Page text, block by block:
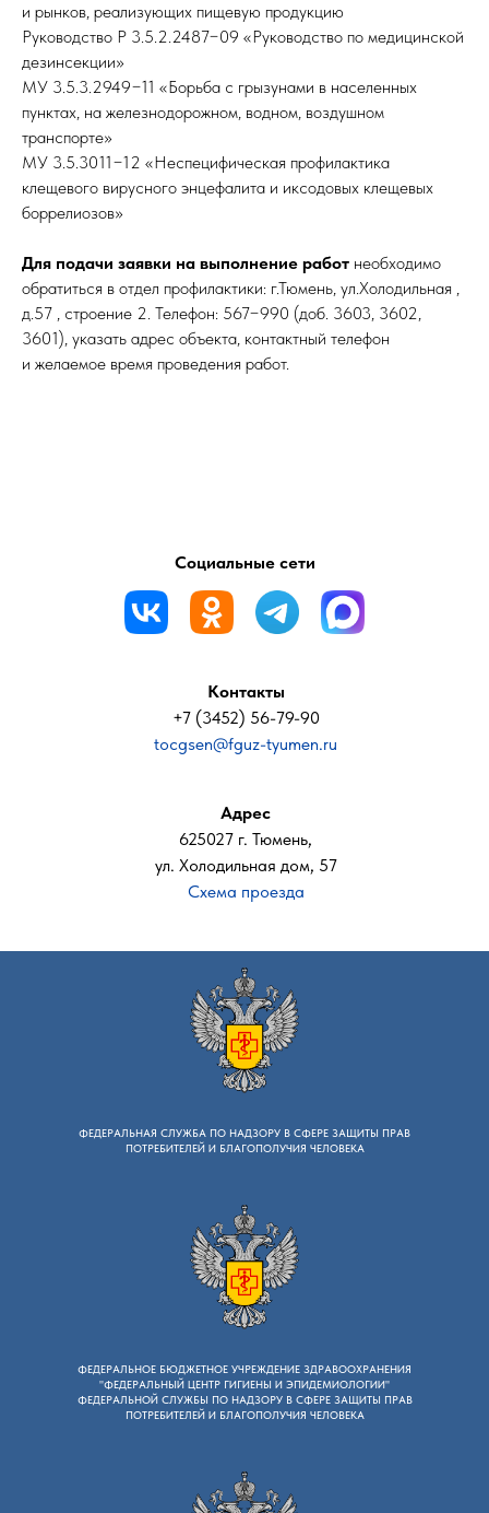
и рынков, реализующих пищевую продукцию
Руководство Р 3.5.2.2487−09 «Руководство по медицинской
дезинсекции»
МУ 3.5.3.2949−11 «Борьба с грызунами в населенных
пунктах, на железнодорожном, водном, воздушном
транспорте»
МУ 3.5.3011−12 «Неспецифическая профилактика
клещевого вирусного энцефалита и иксодовых клещевых
боррелиозов»
Для подачи заявки на выполнение работ необходимо
обратиться в отдел профилактики: г.Тюмень, ул.Холодильная ,
д.57 , строение 2. Телефон: 567−990 (доб. 3603, 3602,
3601), указать адрес объекта, контактный телефон
и желаемое время проведения работ.
Контакты
+7 (3452) 56-79-90
tocgsen@fguz-tyumen.ru
Социальные сети
Адрес
625027 г. Тюмень,
ул. Холодильная дом, 57
Схема проезда
ФЕДЕРАЛЬНАЯ СЛУЖБА ПО НАДЗОРУ B СФЕРЕ ЗАЩИТЫ ПРАВ
ПОТРЕБИТЕЛЕЙ И БЛАГОПОЛУЧИЯ ЧЕЛОВЕКА
ФЕДЕРАЛЬНОЕ БЮДЖЕТНОЕ УЧРЕЖДЕНИЕ ЗДРАВООХРАНЕНИЯ
"ФЕДЕРАЛЬНЫЙ ЦЕНТР ГИГИЕНЫ И ЭПИДЕМИОЛОГИИ"
ФЕДЕРАЛЬНОЙ СЛУЖБЫ ПО НАДЗОРУ В СФЕРЕ ЗАЩИТЫ ПРАВ
ПОТРЕБИТЕЛЕЙ И БЛАГОПОЛУЧИЯ ЧЕЛОВЕКА